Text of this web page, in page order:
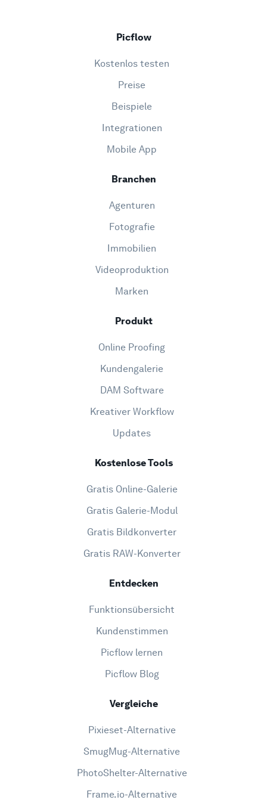
Picflow
Kostenlos testen
Preise
Beispiele
Integrationen
Mobile App
Branchen
Agenturen
Fotografie
Immobilien
Videoproduktion
Marken
Produkt
Online Proofing
Kundengalerie
DAM Software
Kreativer Workflow
Updates
Kostenlose Tools
Gratis Online-Galerie
Gratis Galerie-Modul
Gratis Bildkonverter
Gratis RAW-Konverter
Entdecken
Funktionsübersicht
Kundenstimmen
Picflow lernen
Picflow Blog
Vergleiche
Pixieset-Alternative
SmugMug-Alternative
PhotoShelter-Alternative
Frame.io-Alternative